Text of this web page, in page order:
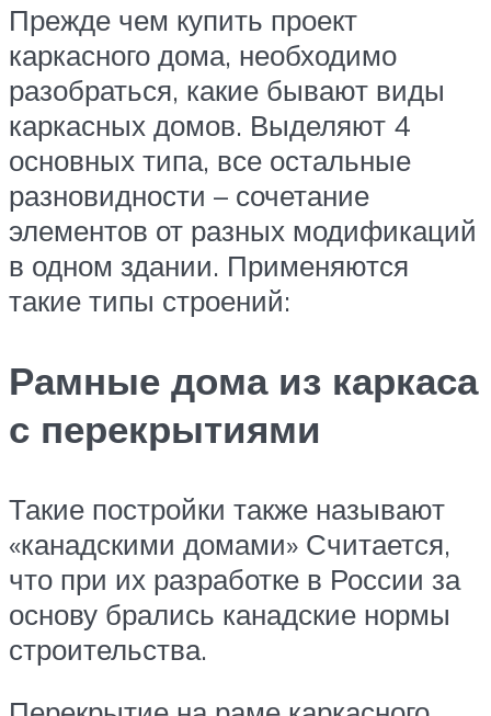
Прежде чем купить проект
каркасного дома, необходимо
разобраться, какие бывают виды
каркасных домов. Выделяют 4
основных типа, все остальные
разновидности – сочетание
элементов от разных модификаций
в одном здании. Применяются
такие типы строений:
Рамные дома из каркаса
с перекрытиями
Такие постройки также называют
«канадскими домами» Считается,
что при их разработке в России за
основу брались канадские нормы
строительства.